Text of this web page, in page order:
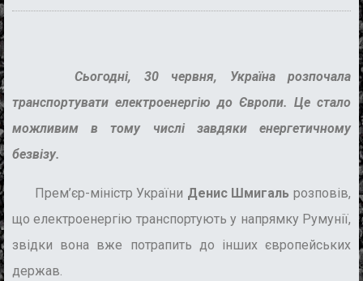
Сьогодні, 30 червня, Україна розпочала
транспортувати електроенергію до Європи. Це стало
можливим в тому числі завдяки енергетичному
безвізу.
Прем’єр-міністр України Денис Шмигаль розповів,
що електроенергію транспортують у напрямку Румунії,
звідки вона вже потрапить до інших європейських
держав.